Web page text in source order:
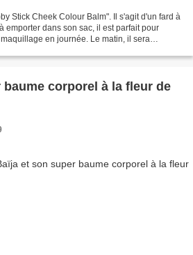
Stick Cheek Colour Balm". Il s'agit d'un fard à
emporter dans son sac, il est parfait pour
en journée. Le matin, il sera
corporel à la fleur de